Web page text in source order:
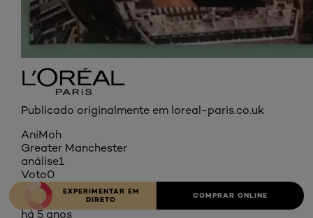
Publicado originalmente em loreal-paris.co.uk
AniMoh
Greater Manchester
análise1
Voto0
5 em 5 estrelas.
The shape is everything!
há 5 anos
EXPERIMENTAR EM
DIRETO
COMPRAR ONLINE